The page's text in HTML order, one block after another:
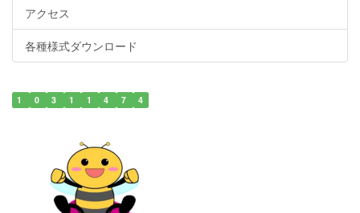
アクセス
各種様式ダウンロード
1 0 3 1 1 4 7 4